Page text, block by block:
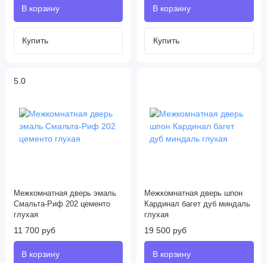
5.0
Межкомнатная дверь эмаль
Смальта-Риф 202 цементо
глухая
11 700 руб
Межкомнатная дверь шпон
Кардинал багет дуб миндаль
глухая
19 500 руб